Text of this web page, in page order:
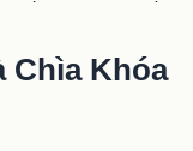
Chìa Khóa